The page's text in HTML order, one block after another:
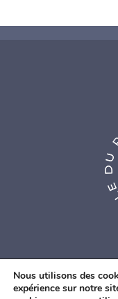
Nous utilisons des
expérience sur notre